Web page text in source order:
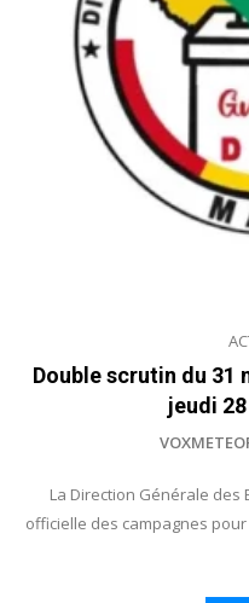
Double scrutin du 31
jeudi
La Direction Générale des
officielle des campagnes